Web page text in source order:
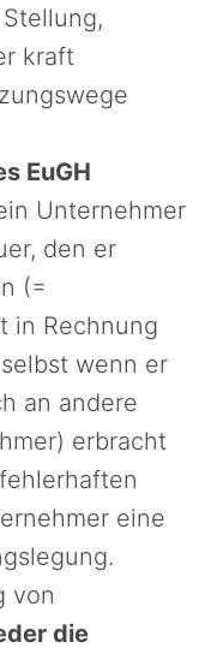
kraft
EuGH
Unternehmer
den er
(=
in Rechnung
wenn er
an andere
erbracht
eine
von
die